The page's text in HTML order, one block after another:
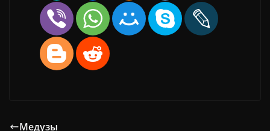
Медузы